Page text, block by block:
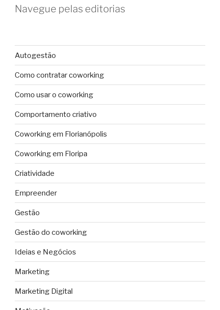
Navegue pelas editorias
Autogestão
Como contratar coworking
Como usar o coworking
Comportamento criativo
Coworking em Florianópolis
Coworking em Floripa
Criatividade
Empreender
Gestão
Gestão do coworking
Ideias e Negócios
Marketing
Marketing Digital